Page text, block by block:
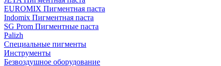
EUROMIX Пигментная паста
Indomix Пигментная паста
SG Prom Пигментные паста
Palizh
Специальные пигменты
Инструменты
Безвоздушное оборудование